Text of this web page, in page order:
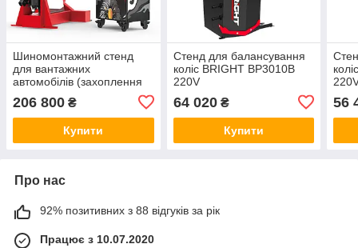
Шиномонтажний стенд
для вантажних
автомобілів (захоплення
380B LC585 380V BRIGHT
206 800 ₴
Купити
Стенд для балансування
коліс BRIGHT BP3010B
220V
64 020₴
Купити
56
Про нас
92% позитивних з 88 відгуків за рік
Працює з 10.07.2020